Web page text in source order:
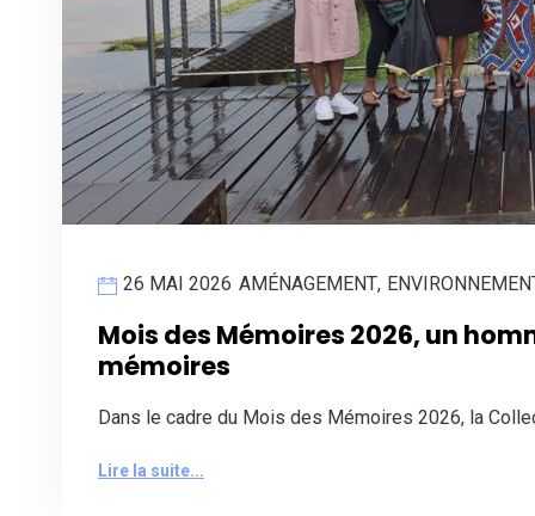
26 MAI 2026 AMÉNAGEMENT,
Mois des Mémoires 2026, un
mémoires
Dans le cadre du Mois des Mémoires 2026, la
Lire la suite...